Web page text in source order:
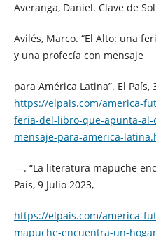
Averanga, Daniel. Clave de
Avilés, Marco. “El Alto: una
y una profecía con mensaje
para América Latina”. El País,
https://elpais.com/america-
feria-del-libro-que-apunta-al-
mensaje-para-america-
—. “La literatura mapuche
País, 9 Julio 2023,
https://elpais.com/america-
mapuche-encuentra-un-